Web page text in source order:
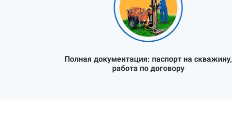
Полная документация: паспорт на скважину,
работа по договору